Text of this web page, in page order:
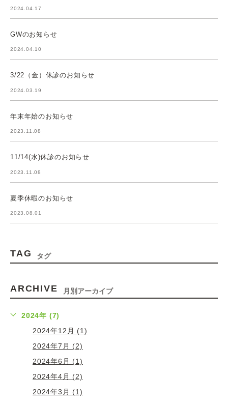
2024.04.17
GWのお知らせ
2024.04.10
3/22（金）休診のお知らせ
2024.03.19
年末年始のお知らせ
2023.11.08
11/14(水)休診のお知らせ
2023.11.08
夏季休暇のお知らせ
2023.08.01
TAG タグ
ARCHIVE 月別アーカイブ
2024年 (7)
2024年12月 (1)
2024年7月 (2)
2024年6月 (1)
2024年4月 (2)
2024年3月 (1)